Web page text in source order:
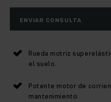
ENVIAR CONSULTA
Rueda motriz
el suelo.
Potente motor de
mantenimiento.